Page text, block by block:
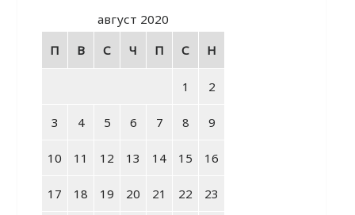
август 2020
П
В С Ч П С Н
1 2
3 4 5 6 7 8 9
10 11 12 13 14 15 16
17 18 19 20 21 22 23